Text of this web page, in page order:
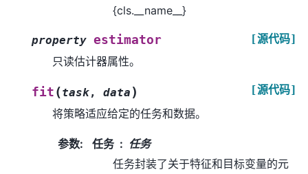
{cls.__name__}
property estimator [源代码]
只读估计器属性。
fit (task, data ) [源代码]
将策略适应给定的任务和数据。
参数: 任务
任务
任务封装了关于特征和目标变量的元